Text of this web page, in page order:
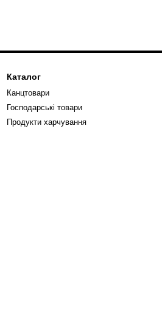
Каталог
Канцтовари
Господарські товари
Продукти харчування